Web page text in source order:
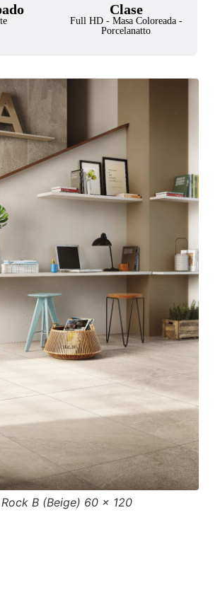
Clase
Full HD- Masa Coloreada-
Porcelanatto
B (Beige) 60 × 120